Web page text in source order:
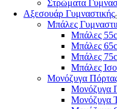
Στρώματα
Αξεσουάρ Γυμναστικής
Μπάλες
Μπάλες
Μπάλες
Μπάλες
Μπάλες
Μονόζυγα
Μονόζυγα
Μονόζυγα